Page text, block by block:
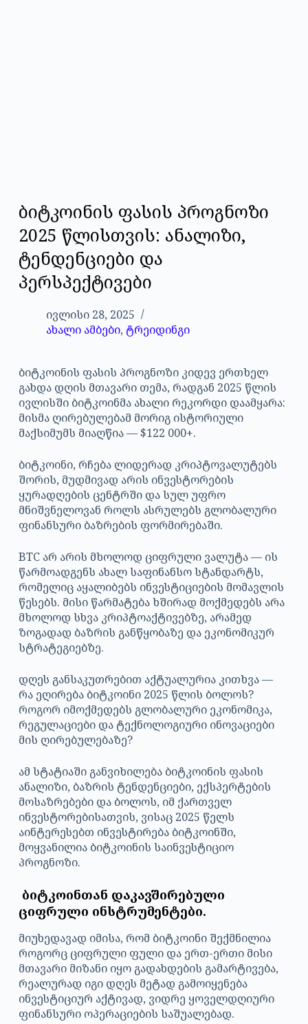
ბიტკოინის ფასის პროგნოზი
2025 წლისთვის: ანალიზი,
ტენდენციები და
პერსპექტივები
ივლისი 28, 2025
ახალი ამბები, ტრეიდინგი
ბიტკოინის ფასის პროგნოზი კიდევ ერთხელ
გახდა დღის მთავარი თემა, რადგან 2025 წლის
ივლისში ბიტკოინმა ახალი რეკორდი დაამყარა:
მისმა ღირებულებამ მორიგ ისტორიული
მაქსიმუმს მიაღწია — $122 000+.
ბიტკოინი, რჩება ლიდერად კრიპტოვალუტებს
შორის, მუდმივად არის ინვესტორების
ყურადღების ცენტრში და სულ უფრო
მნიშვნელოვან როლს ასრულებს გლობალური
ფინანსური ბაზრების ფორმირებაში.
BTC არ არის მხოლოდ ციფრული ვალუტა — ის
წარმოადგენს ახალ საფინანსო სტანდარტს,
რომელიც აყალიბებს ინვესტიციების მომავლის
წესებს. მისი წარმატება ხშირად მოქმედებს არა
მხოლოდ სხვა კრიპტოაქტივებზე, არამედ
ზოგადად ბაზრის განწყობაზე და ეკონომიკურ
სტრატეგიებზე.
დღეს განსაკუთრებით აქტუალურია კითხვა —
რა ეღირება ბიტკოინი 2025 წლის ბოლოს?
როგორ იმოქმედებს გლობალური ეკონომიკა,
რეგულაციები და ტექნოლოგიური ინოვაციები
მის ღირებულებაზე?
ამ სტატიაში განვიხილება ბიტკოინის ფასის
ანალიზი, ბაზრის ტენდენციები, ექსპერტების
მოსაზრებები და ბოლოს, იმ ქართველ
ინვესტორებისათვის, ვისაც 2025 წელს
აინტერესებთ ინვესტირება ბიტკოინში,
მოყვანილია ბიტკოინის საინვესტიციო
პროგნოზი.
ბიტკოინთან დაკავშირებული
ციფრული ინსტრუმენტები.
მიუხედავად იმისა, რომ ბიტკოინი შექმნილია
როგორც ციფრული ფული და ერთ-ერთი მისი
მთავარი მიზანი იყო გადახდების გამარტივება,
რეალურად იგი დღეს მეტად გამოიყენება
ინვესტიციურ აქტივად, ვიდრე ყოველდღიური
ფინანსური ოპერაციების საშუალებად.